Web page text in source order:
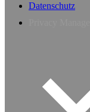
Datenschutz